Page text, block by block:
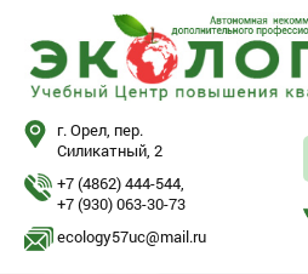
г. Орел, пер.
Силикатный, 2
+7 (4862) 444-544
+7 (930) 063-30-73
ecology57uc@mail.ru